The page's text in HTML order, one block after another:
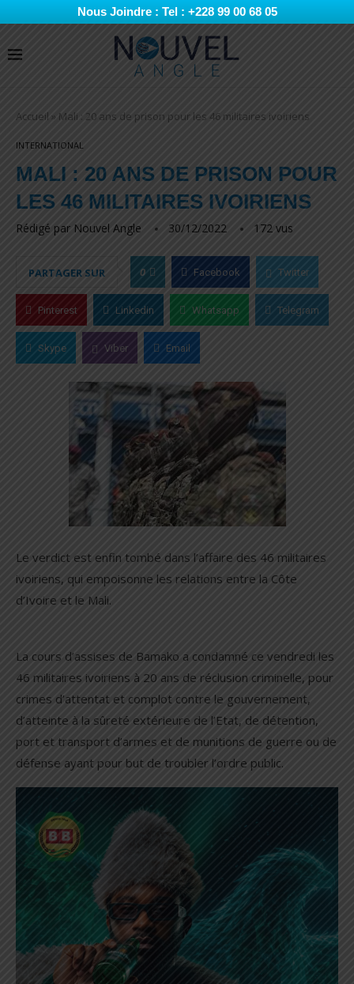
Nous Joindre : Tel : +228 99 00 68 05
Accueil » Mali : 20 ans de prison pour les 46 militaires ivoiriens
INTERNATIONAL
MALI : 20 ANS DE PRISON POUR
LES 46 MILITAIRES IVOIRIENS
Rédigé par Nouvel Angle 30/12/2022 172 vus
PARTAGER SUR 0 Facebook Twitter
Pinterest Linkedin Whatsapp Telegram
Skype Viber Email
Le verdict est enfin tombé dans l’affaire des 46 militaires
ivoiriens, qui empoisonne les relations entre la Côte
d’Ivoire et le Mali.
La cours d’assises de Bamako a condamné ce vendredi les
46 militaires ivoiriens à 20 ans de réclusion criminelle, pour
crimes d’attentat et complot contre le gouvernement,
d’atteinte à la sûreté extérieure de l’Etat, de détention,
port et transport d’armes et de munitions de guerre ou de
défense ayant pour but de troubler l’ordre public.